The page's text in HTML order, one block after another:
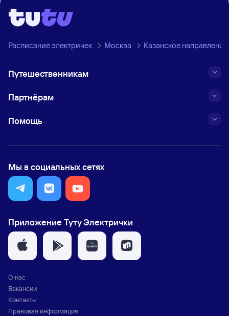
Расписание электричек Москва Казанское направление
Путешественникам
Партнёрам
Помощь
Мы в социальных сетях
Приложение Туту Электрички
О нас
Вакансии
Контакты
Правовая информация